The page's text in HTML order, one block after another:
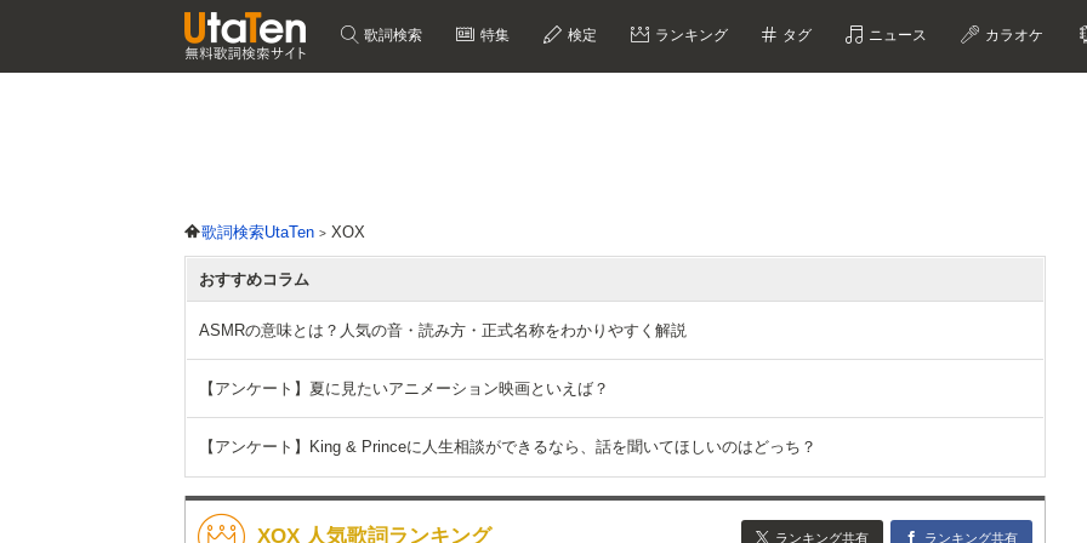
歌詞検索 特集 検定 ランキング タグ ニュース カラオケ
歌詞検索UtaTen XOX
おすすめコラム
ASMRの意味とは？人気の音・読み方・正式名称をわかりやすく解説
【アンケート】夏に見たいアニメーション映画といえば？
【アンケート】King & Princeに人生相談ができるなら、話を聞いてほしいのはどっち？
XOX 人気歌詞ランキング ランキング共有 ランキング共有